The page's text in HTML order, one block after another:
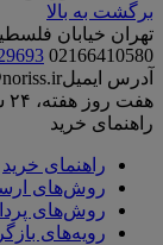
برگشت به بالا
تهران خیابان
02166410580
آدرس ایمیل
هفت روز هفته، ۲۴ ساعت شبانه‌روز درخواست خود را ثبت نمایید.
راهنمای خرید
راهنمای خرید
روش‌های
روش‌های
رویه‌های